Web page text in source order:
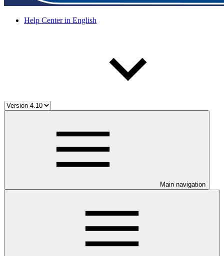
Help Center in English
Main navigation